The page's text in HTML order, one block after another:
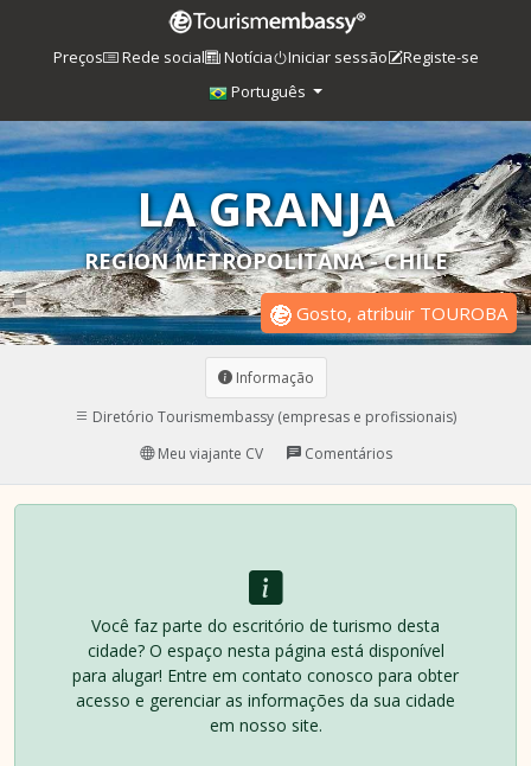
Preços Rede social Notícia Iniciar sessão
Registe-se
Português
LA GRANJA
REGION METROPOLITANA - CHILE
Gosto, atribuir TOUROBA
Informação
Diretório Tourismembassy (empresas e profissionais)
Meu viajante CV
Comentários
Você faz parte do escritório de turismo desta
cidade? O espaço nesta página está disponível
para alugar! Entre em contato conosco para obter
acesso e gerenciar as informações da sua cidade
em nosso site.